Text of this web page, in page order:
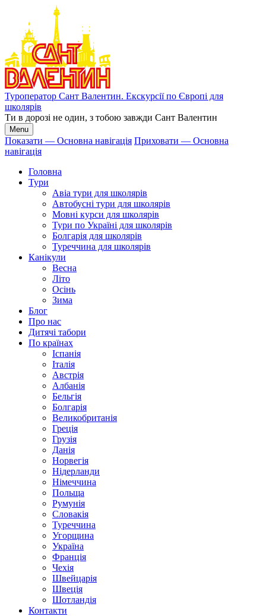
основного
вмісту
Туроператор Сант Валентин. Екскурсії по Європі для
школярів
Ти в дорозі не один, з тобою завжди Сант Валентин
Menu
Основна
навігація
Показати — Основна навігація Приховати — Основна
навігація
Головна
Тури
Авіа тури для школярів
Автобусні тури для школярів
Мовні курси для школярів
Тури по Україні для школярів
Болгарія для школярів
Туреччина для школярів
Канікули
Весна
Літо
Осінь
Зима
Блог
Про нас
Дитячі табори
По країнах
Іспанія
Італія
Австрія
Албанія
Бельгія
Болгарія
Великобританія
Греція
Грузія
Данія
Норвегія
Нідерланди
Німеччина
Польща
Румунія
Словакія
Туреччина
Угорщина
Україна
Франція
Чехія
Швейцарія
Швеція
Шотландія
Контакти